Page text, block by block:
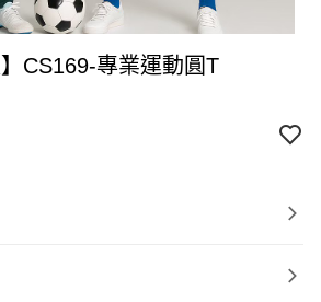
】CS169-專業運動圓T